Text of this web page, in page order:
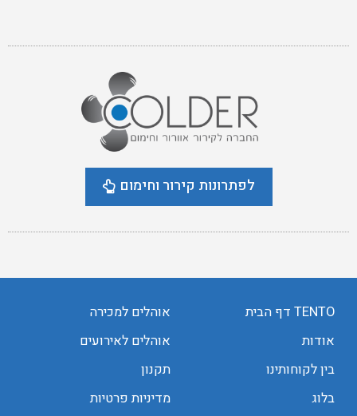
לפתרונות קירור וחימום
TENTO דף הבית
אודות
בין לקוחותינו
בלוג
אוהלים למכירה
אוהלים לאירועים
תקנון
מדיניות פרטיות